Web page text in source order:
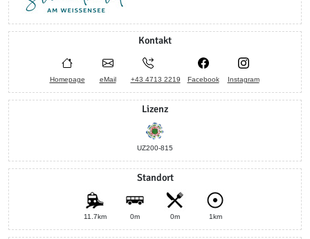
Kontakt
Homepage eMail +43 4713 2219 Facebook Instagram
Lizenz
UZ200-815
Standort
11.7km 0m 0m 1km